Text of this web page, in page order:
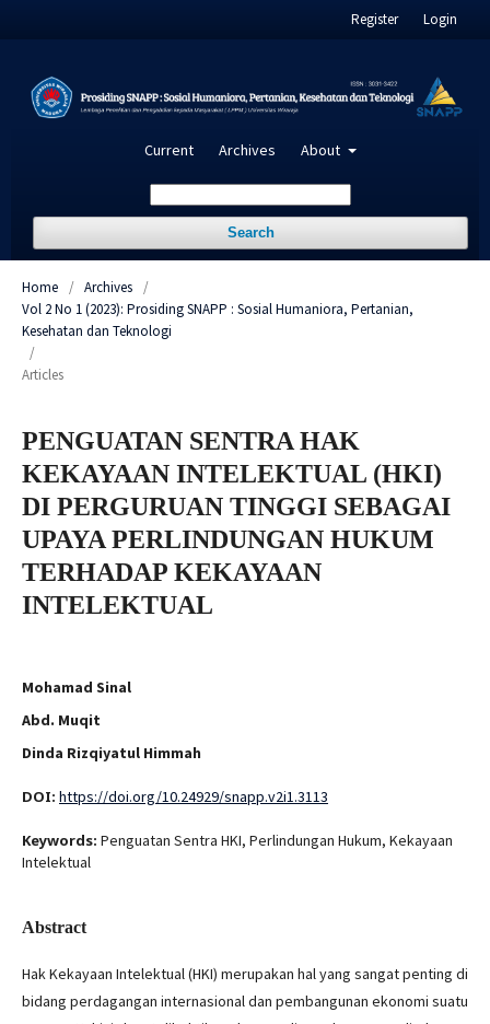
Current Archives About
Search
Register Login
Home / Archives
/
Vol 2 No 1 (2023): Prosiding SNAPP : Sosial Humaniora, Pertanian,
Kesehatan dan Teknologi
/
Articles
PENGUATAN SENTRA HAK
KEKAYAAN INTELEKTUAL (HKI)
DI PERGURUAN TINGGI SEBAGAI
UPAYA PERLINDUNGAN HUKUM
TERHADAP KEKAYAAN
INTELEKTUAL
Mohamad Sinal
Abd. Muqit
Dinda Rizqiyatul Himmah
DOI: https://doi.org/10.24929/snapp.v2i1.3113
Keywords: Penguatan Sentra HKI, Perlindungan Hukum, Kekayaan
Intelektual
Abstract
Hak Kekayaan Intelektual (HKI) merupakan hal yang sangat penting di
bidang perdagangan internasional dan pembangunan ekonomi suatu